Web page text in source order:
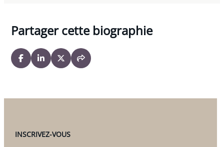
Partager cette biographie
INSCRIVEZ-VOUS